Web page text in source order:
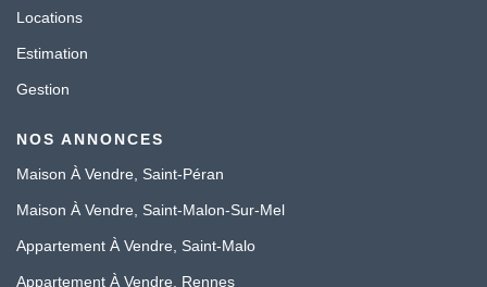
Locations
Estimation
Gestion
NOS ANNONCES
Maison À Vendre, Saint-Péran
Maison À Vendre, Saint-Malon-Sur-Mel
Appartement À Vendre, Saint-Malo
Appartement À Vendre, Rennes